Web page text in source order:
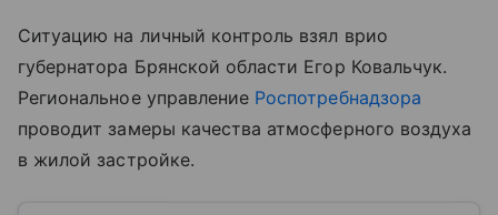
Ситуацию на личный контроль взял врио
губернатора Брянской области Егор Ковальчук.
Региональное управление Роспотребнадзора
проводит замеры качества атмосферного воздуха
в жилой застройке.